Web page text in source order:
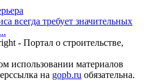
всегда требует значительных
- Портал о строительстве,
использовании материалов
на gopb.ru обязательна.